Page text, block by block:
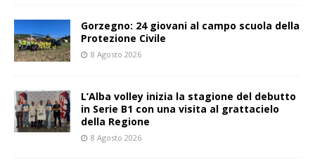
Gorzegno: 24 giovani al campo scuola della
Protezione Civile
8 Agosto 2026
L’Alba volley inizia la stagione del debutto
in Serie B1 con una visita al grattacielo
della Regione
8 Agosto 2026